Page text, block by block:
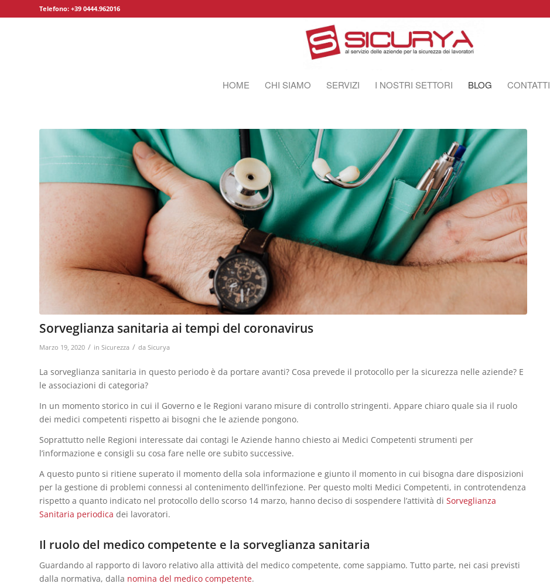
Telefono: +39 0444.962016
HOME CHI SIAMO SERVIZI I NOSTRI SETTORI BLOG CONTATTI
Sorveglianza sanitaria ai tempi del coronavirus
Marzo 19, 2020 / in Sicurezza / da Sicurya
La sorveglianza sanitaria in questo periodo è da portare avanti? Cosa prevede il protocollo per la sicurezza nelle aziende? E
le associazioni di categoria?
In un momento storico in cui il Governo e le Regioni varano misure di controllo stringenti. Appare chiaro quale sia il ruolo
dei medici competenti rispetto ai bisogni che le aziende pongono.
Soprattutto nelle Regioni interessate dai contagi le Aziende hanno chiesto ai Medici Competenti strumenti per
l’informazione e consigli su cosa fare nelle ore subito successive.
A questo punto si ritiene superato il momento della sola informazione e giunto il momento in cui bisogna dare disposizioni
per la gestione di problemi connessi al contenimento dell’infezione. Per questo molti Medici Competenti, in controtendenza
rispetto a quanto indicato nel protocollo dello scorso 14 marzo, hanno deciso di sospendere l’attività di Sorveglianza
Sanitaria periodica dei lavoratori.
Il ruolo del medico competente e la sorveglianza sanitaria
Guardando al rapporto di lavoro relativo alla attività del medico competente, come sappiamo. Tutto parte, nei casi previsti
dalla normativa, dalla nomina del medico competente.